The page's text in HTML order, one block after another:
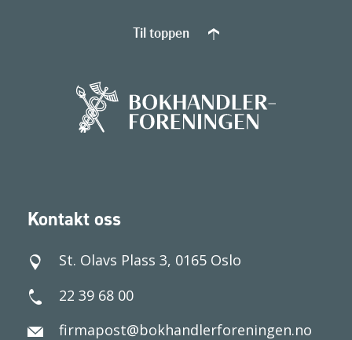
Kontakt oss
St. Olavs Plass 3, 0165 Oslo
22 39 68 00
firmapost@bokhandlerforeningen.no
Til toppen